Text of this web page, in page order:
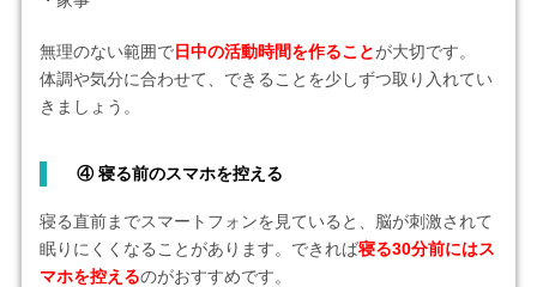
無理のない範囲で日中の活動時間を作ることが大切です。
体調や気分に合わせて、できることを少しずつ取り入れてい
きましょう。
④寝る前のスマホを控える
寝る直前までスマートフォンを見ていると、脳が刺激されて
眠りにくくなることがあります。できれば寝る30分前にはス
マホを控えるのがおすすめです。